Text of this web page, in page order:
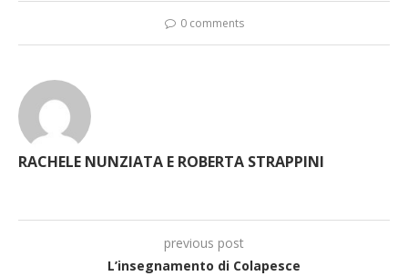
0 comments
RACHELE NUNZIATA E ROBERTA STRAPPINI
previous post
L’insegnamento di Colapesce